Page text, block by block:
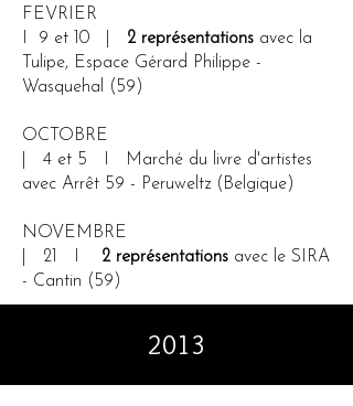
FEVRIER
I 9 et 10 | 2 représentations avec la
Tulipe, Espace Gérard Philippe -
Wasquehal (59)
OCTOBRE
| 4 et 5 I Marché du livre d'artistes
avec Arrêt 59 - Peruweltz (Belgique)
NOVEMBRE
| 21 I 2 représentations avec le SIRA
- Cantin (59)
2013